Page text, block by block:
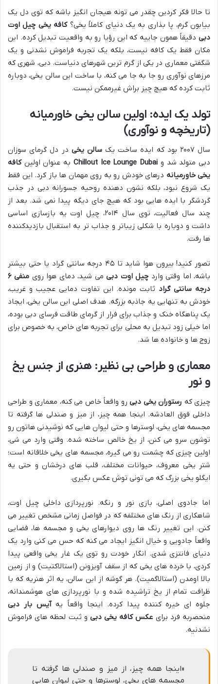
تا حالا فکر کردین چقدر می تونه هیجان انگیز باشه که توی دل یک
بیابون گرم، پا بذاری به یک دنیای کاملاً یخی؟کافه یخی چیل اوت
دبی دقیقاً همون جاییه که این رؤیا رو به واقعیت تبدیل کرده. این
مکان فقط یک کافه نیست، بلکه یک تجربه فراموش نشدنی و یک
شگفتی معماری در یکی از گرم ترین شهرهای دنیاست. دبی، شهری که
مرزهای نوآوری رو جا به جا می کنه، با ساخت این سالن یخی، دوباره
ثابت کرده که هیچ چیز براش غیرممکن نیست.
تولد یک ایده: اولین سالن یخی خاورمیانه
(تاریخچه و نوآوری)
سال ۲۰۰۷ بود که ایده ساخت یک سالن یخی در دل گرمای سوزان
دبی متولد شد و Chillout Ice Lounge Dubai به عنوان اولینکافه
یخی خاورمیانه درهای خودش رو به روی مهمان ها باز کرد. این فقط
یک شروع نبود، بلکه نشون دهنده روحیه جسورانه دبی در جذب
گردشگر با ایده هایی بود که هیچ جای دیگه پیدا نمی شد. بعد از
چند سال فعالیت، توی سال ۲۰۱۴، چیل اوت یه بازسازی اساسی
داشت و دوباره با شکلی زیباتر و جذاب تر به استقبال بازدیدکننده
ها رفت.
تصور کنید! بیرون هوا شاید تا ۴۵ درجه سانتی گراد یا حتی بیشتر
باشه، اما وقتی وارد چیل اوت دبیمی شید، دمای هوا روی
منفی ۶
درجه سانتی گراد ثابت مونده. این تفاوت دمایی عجیب و غریب،
خودش به تنهایی یه جاذبه بزرگه. هدف اصلی این سالن یخی، ایجاد
یک پناهگاه خنک و جذاب برای فرار از گرمای طاقت فرسای دبی بوده،
اما خیلی زود تبدیل به محلی برای تجربه های خاص، به خصوص برای
زوج ها و خانواده ها شد.
معماری و طراحی بی نظیر: هنری از جنس یخ
و نور
چیزی که رستوران یخی دبی رو واقعاً خاص می کنه، معماری و طراحی
داخلی فوق العادشه. اینجا همه چیز، از میز و صندلی ها گرفته تا
مجسمه های یخی، لوسترها و حتی لیوان هایی که نوشیدنی هاتون رو
توشون سرو می کنن، از یخ خالص ساخته شده. وقتی وارد می شی،
اولین چیزی که چشمت رو می گیره، مجسمه های یخی خلاقانه است؛
شتر یخی معروف، حیوانات مختلف، قلب های درخشان و حتی یه
ایگلو یخی بزرگ که می تونی توش عکس بگیری.
اما جادوی اصلی، بازی نور و رنگه. نورپردازی داخلی چیل اوت،
شاهکاری از رنگ های مختلفه که در فواصل زمانی مشخص تغییر می
کنن. این تغییر رنگ ها روی دیوارهای یخی و مجسمه ها، فضایی
واقعاً جادویی و خیال انگیز ایجاد می کنه که حس می کنی وارد یک
دنیای فانتزی شدی. انگار خودت رو توی یک غار یخی واقعی پیدا
کردی، با خرده های یخی که از سقف آویزونن (استالاکتیت) و از زمین
بالا اومدن (استالاگمیت). هر گوشه از این سالن، یه اثر هنریه که با
ظرافت تمام از یخ تراشیده شده و با نورپردازی های هوشمندانه،
جلوه ای خیره کننده پیدا کرده. اینجا واقعاً یهآیس بار دبی
منحصربه فرد برای عکس کافه یخی دبی و ثبت لحظه های فراموش
نشدنیه.
«اینجا همه چیز، از میز و صندلی ها گرفته تا
مجسمه های یخی، لوسترها و حتی لیوان هایی